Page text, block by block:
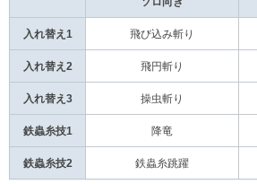
入れ替え1 飛び込み斬り
入れ替え2 飛円斬り
入れ替え3 操虫斬り
鉄蟲糸技1 降竜
鉄蟲糸技2 鉄蟲糸跳躍